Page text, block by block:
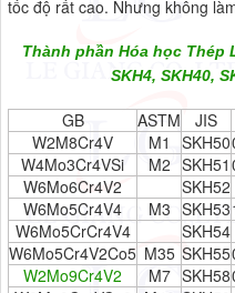
tốc độ rất cao. Nhưng không
Thành phần Hóa học Thép
SKH4, SKH40,
GB ASTM JIS
W2M8Cr4V
M1 SKH50
W4Mo3Cr4VSi
M2 SKH51
W6Mo6Cr4V2
SKH52
W6Mo5Cr4V4
M3 SKH53
W6Mo5CrCr4V4
SKH54
W6Mo5Cr4V2Co5 M35 SKH55
W2Mo9Cr4V2
M7 SKH58